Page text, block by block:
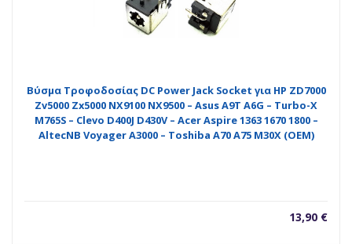
Βύσμα Τροφοδοσίας DC Power Jack Socket για HP ZD7000
Zv5000 Zx5000 NX9100 NX9500 – Asus A9T A6G – Turbo-X
M765S – Clevo D400J D430V – Acer Aspire 1363 1670 1800 –
AltecNB Voyager A3000 – Toshiba A70 A75 M30X (OEM)
13,90 €